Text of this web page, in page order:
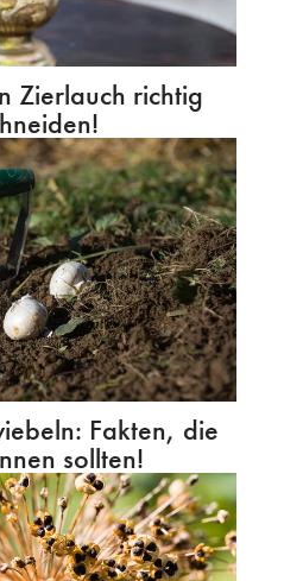
Zierlauch richtig
Fakten, die
sollten!